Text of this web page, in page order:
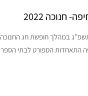
חנוכה 2022
במהלך חופשת חג החנוכה
חיפה התאחדות הספורט לבתי הספר